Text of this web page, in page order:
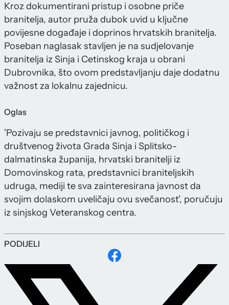
Kroz dokumentirani pristup i osobne priče
branitelja, autor pruža dubok uvid u ključne
povijesne događaje i doprinos hrvatskih branitelja.
Poseban naglasak stavljen je na sudjelovanje
branitelja iz Sinja i Cetinskog kraja u obrani
Dubrovnika, što ovom predstavljanju daje dodatnu
važnost za lokalnu zajednicu.
Oglas
'Pozivaju se predstavnici javnog, političkog i
društvenog života Grada Sinja i Splitsko-
dalmatinska županija, hrvatski branitelji iz
Domovinskog rata, predstavnici braniteljskih
udruga, mediji te sva zainteresirana javnost da
svojim dolaskom uveličaju ovu svečanost', poručuju
iz sinjskog Veteranskog centra.
PODIJELI